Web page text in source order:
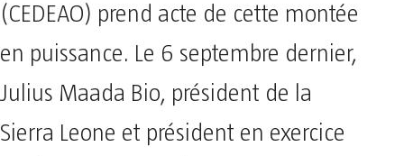
(CEDEAO) prend acte de cette montée
en puissance. Le 6 septembre dernier,
Julius Maada Bio, président de la
Sierra Leone et président en exercice